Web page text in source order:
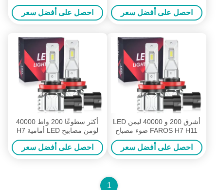
أضواء عكسية ألمع المصابيح
الأمامية للسيارة
احصل على أفضل سعر
سيارة لمبة بومبيلوس 9005
9006 H1 Canbus Luces H4
مصابيح أمامية ليد للسيارات
احصل على أفضل سعر
أشرق 200 و 40000 ليمن LED
FAROS H7 H11 ضوء مصباح
سيارة Bombillos 9005 9006
H1 Canbus Luces H4 مصابيح
رأسية LED للسيارات
احصل على أفضل سعر
أكثر سطوعًا 200 واط 40000
لومن مصابيح LED أمامية H7
H11 مصباح سيارة Bombillos
9005 9006 H1 Canbus Luces
H4 مصابيح أمامية LED
احصل على أفضل سعر
1